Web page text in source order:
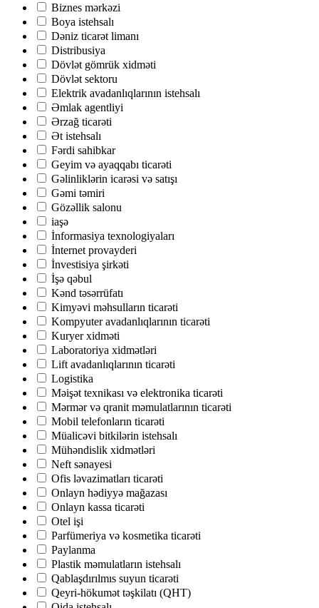
Biznes mərkəzi
Boya istehsalı
Dəniz ticarət limanı
Distribusiya
Dövlət gömrük xidməti
Dövlət sektoru
Elektrik avadanlıqlarının istehsalı
Əmlak agentliyi
Ərzağ ticarəti
Ət istehsalı
Fərdi sahibkar
Geyim və ayaqqabı ticarəti
Gəlinliklərin icarəsi və satışı
Gəmi təmiri
Gözəllik salonu
iaşə
İnformasiya texnologiyaları
İnternet provayderi
İnvestisiya şirkəti
İşə qəbul
Kənd təsərrüfatı
Kimyəvi məhsulların ticarəti
Kompyuter avadanlıqlarının ticarəti
Kuryer xidməti
Laboratoriya xidmətləri
Lift avadanlıqlarının ticarəti
Logistika
Məişət texnikası və elektronika ticarəti
Mərmər və qranit məmulatlarının ticarəti
Mobil telefonların ticarəti
Müalicəvi bitkilərin istehsalı
Mühəndislik xidmətləri
Neft sənayesi
Ofis ləvazimatları ticarəti
Onlayn hədiyyə mağazası
Onlayn kassa ticarəti
Otel işi
Parfümeriya və kosmetika ticarəti
Paylanma
Plastik məmulatların istehsalı
Qablaşdırılmıs suyun ticarəti
Qeyri-hökumət təşkilatı (QHT)